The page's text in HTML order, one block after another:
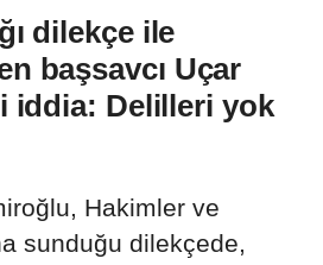
dilekçe ile
başsavcı Uçar
iddia: Delilleri yok
Hakimler ve
sunduğu dilekçede,